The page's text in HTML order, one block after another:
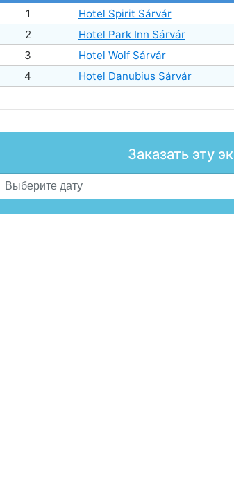
1
Hotel Spirit Sárvár
2
Hotel Park Inn Sárvár
3
Hotel Wolf Sárvár
4
Hotel Danubius Sárvár
Заказать эту